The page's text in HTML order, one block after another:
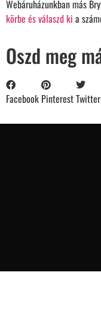
Webáruházunkban más
körbe és válaszd ki a
Oszd meg
Facebook PinterestTwitter